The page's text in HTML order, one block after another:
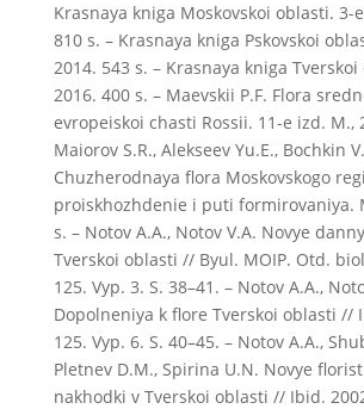
Krasnaya kniga Moskovskoi oblasti. 3-
810 s. – Krasnaya kniga Pskovskoi
2014. 543 s. – Krasnaya kniga Tverskoi
2016. 400 s. – Maevskii P.F. Flora
evropeiskoi chasti Rossii. 11-e izd. M.,
Maiorov S.R., Alekseev Yu.E., Bochkin
Chuzherodnaya flora Moskovskogo
proiskhozhdenie i puti formirovaniya.
s. – Notov A.A., Notov V.A. Novye
Tverskoi oblasti // Byul. MOIP. Otd.
125. Vyp. 3. S. 38–41. – Notov A.A.,
Dopolneniya k flore Tverskoi oblasti //
125. Vyp. 6. S. 40–45. – Notov A.A.,
Pletnev D.M., Spirina U.N. Novye
nakhodki v Tverskoi oblasti // Ibid.